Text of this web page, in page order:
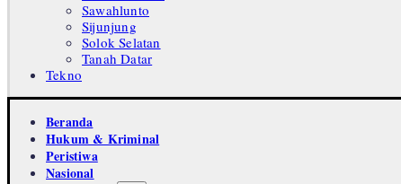
Sawahlunto
Sijunjung
Solok Selatan
Tanah Datar
Tekno
Beranda
Hukum & Kriminal
Peristiwa
Nasional